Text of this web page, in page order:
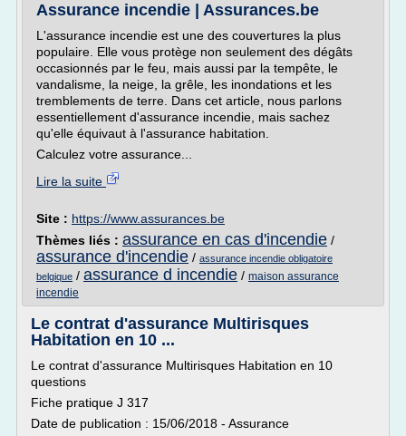
Assurance incendie | Assurances.be
L'assurance incendie est une des couvertures la plus
populaire. Elle vous protège non seulement des dégâts
occasionnés par le feu, mais aussi par la tempête, le
vandalisme, la neige, la grêle, les inondations et les
tremblements de terre. Dans cet article, nous parlons
essentiellement d'assurance incendie, mais sachez
qu'elle équivaut à l'assurance habitation.
Calculez votre assurance...
Lire la suite
Site : https://www.assurances.be
Thèmes liés : assurance en cas d'incendie /
assurance d'incendie / assurance incendie obligatoire
belgique / assurance d incendie / maison assurance
incendie
Le contrat d'assurance Multirisques
Habitation en 10 ...
Le contrat d'assurance Multirisques Habitation en 10
questions
Fiche pratique J 317
Date de publication : 15/06/2018 - Assurance